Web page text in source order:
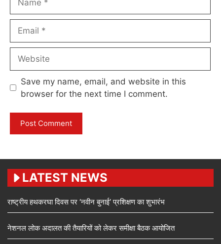
Save my name, email, and website in this
browser for the next time I comment.
LATEST NEWS
राष्ट्रीय हथकरघा दिवस पर ‘नवीन बुनाई’ प्रशिक्षण का शुभारंभ
नेशनल लोक अदालत की तैयारियों को लेकर समीक्षा बैठक आयोजित